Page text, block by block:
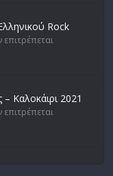
Rock
επιτρέπεται
Καλοκάιρι 2021
επιτρέπεται